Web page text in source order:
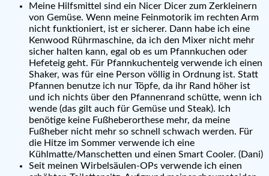
Meine Hilfsmittel sind ein Nicer Dicer zum Zerkleinern
von Gemüse. Wenn meine Feinmotorik im rechten Arm
nicht funktioniert, ist er sicherer. Dann habe ich eine
Kenwood Rührmaschine, da ich den Mixer nicht mehr
sicher halten kann, egal ob es um Pfannkuchen oder
Hefeteig geht. Für Pfannkuchenteig verwende ich einen
Shaker, was für eine Person völlig in Ordnung ist. Statt
Pfannen benutze ich nur Töpfe, da ihr Rand höher ist
und ich nichts über den Pfannenrand schütte, wenn ich
wende (das gilt auch für Gemüse und Steak). Ich
benötige keine Fußheberorthese mehr, da meine
Fußheber nicht mehr so schnell schwach werden. Für
die Hitze im Sommer verwende ich eine
Kühlmatte/Manschetten und einen Smart Cooler. (Dani)
Seit meinen Wirbelsäulen-OPs verwende ich einen